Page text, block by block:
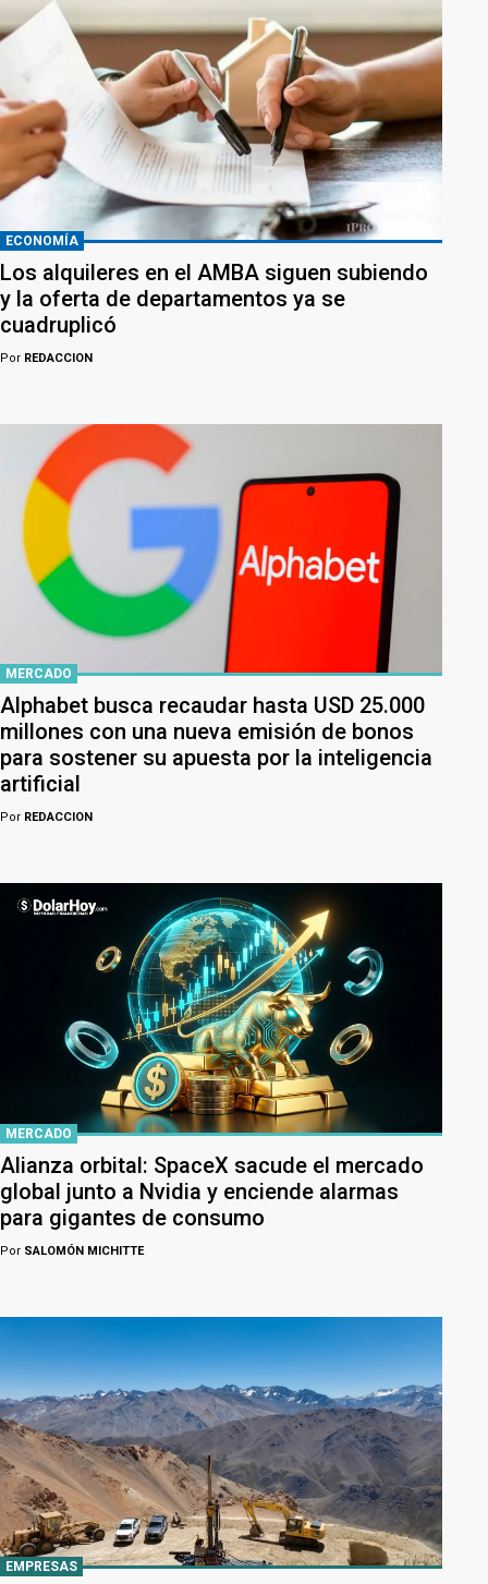
ECONOMÍA
Los alquileres en el AMBA siguen subiendo
y la oferta de departamentos ya se
cuadruplicó
Por REDACCION
MERCADO
Alphabet busca recaudar hasta USD 25.000
millones con una nueva emisión de bonos
para sostener su apuesta por la inteligencia
artificial
Por REDACCION
MERCADO
Alianza orbital: SpaceX sacude el mercado
global junto a Nvidia y enciende alarmas
para gigantes de consumo
Por SALOMÓN MICHITTE
EMPRESAS